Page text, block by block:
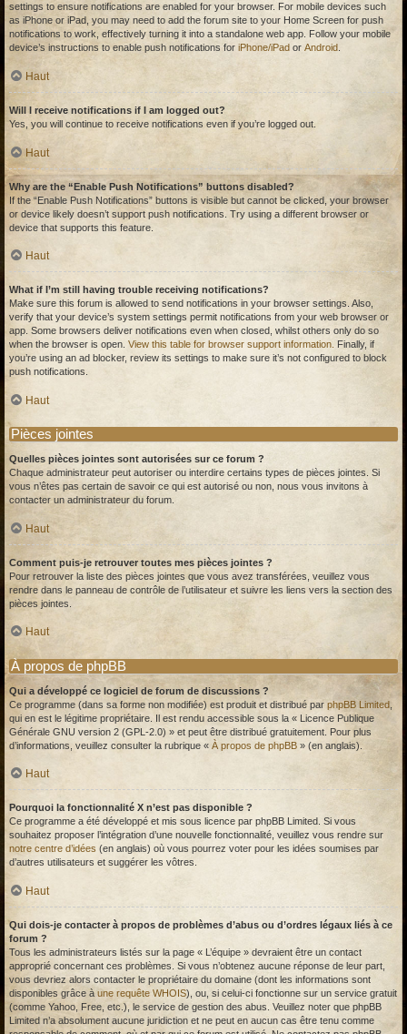
settings to ensure notifications are enabled for your browser. For mobile devices such
as iPhone or iPad, you may need to add the forum site to your Home Screen for push
notifications to work, effectively turning it into a standalone web app. Follow your mobile
device’s instructions to enable push notifications for iPhone/iPad or Android
Haut
Will I receive notifications if I am logged out?
Yes, you will continue to receive notifications even if you’re logged out.
Haut
Why are the “Enable Push Notifications” buttons disabled?
If the “Enable Push Notifications” buttons is visible but cannot be clicked, your browser
or device likely doesn’t support push notifications. Try using a different browser or
device that supports this feature.
Haut
What if I’m still having trouble receiving notifications?
Make sure this forum is allowed to send notifications in your browser settings. Also,
verify that your device’s system settings permit notifications from your web browser or
app. Some browsers deliver notifications even when closed, whilst others only do so
when the browser is open. View this table for browser support information.
Finally, if
you’re using an ad blocker, review its settings to make sure it’s not configured to block
push notifications.
Haut
Pièces jointes
Quelles pièces jointes sont autorisées sur ce forum ?
Chaque administrateur peut autoriser ou interdire certains types de pièces jointes. Si
vous n’êtes pas certain de savoir ce qui est autorisé ou non, nous vous invitons à
contacter un administrateur du forum.
Haut
Comment puis-je retrouver toutes mes pièces jointes ?
Pour retrouver la liste des pièces jointes que vous avez transférées, veuillez vous
rendre dans le panneau de contrôle de l’utilisateur et suivre les liens vers la section des
pièces jointes.
Haut
À propos de phpBB
Qui a développé ce logiciel de forum de discussions ?
Ce programme (dans sa forme non modifiée) est produit et distribué par phpBB Limited
qui en est le légitime propriétaire. Il est rendu accessible sous la « Licence Publique
Générale GNU version 2 (GPL-2.0) » et peut être distribué gratuitement. Pour plus
d’informations, veuillez consulter la rubrique « À propos de phpBB » (en anglais).
Haut
Pourquoi la fonctionnalité X n’est pas disponible ?
Ce programme a été développé et mis sous licence par phpBB Limited. Si vous
souhaitez proposer l’intégration d’une nouvelle fonctionnalité, veuillez vous rendre sur
notre centre d’idées (en anglais) où vous pourrez voter pour les idées soumises par
d’autres utilisateurs et suggérer les vôtres.
Haut
Qui dois-je contacter à propos de problèmes d’abus ou d’ordres légaux liés à ce
forum ?
Tous les administrateurs listés sur la page « L’équipe » devraient être un contact
approprié concernant ces problèmes. Si vous n’obtenez aucune réponse de leur part,
vous devriez alors contacter le propriétaire du domaine (dont les informations sont
disponibles grâce à une requête WHOIS), ou, si celui-ci fonctionne sur un service gratuit
(comme Yahoo, Free, etc.), le service de gestion des abus. Veuillez noter que phpBB
Limited n’a absolument aucune juridiction et ne peut en aucun cas être tenu comme